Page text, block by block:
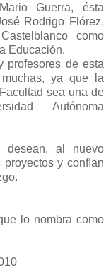
Guerra, ésta
Rodrigo Flórez,
como
Educación.
profesores de esta
ya que la
sea una de
Autónoma
desean, al nuevo
y confían
lo nombra como